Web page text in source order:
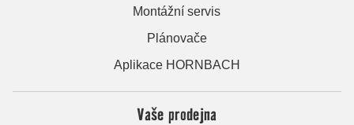
Montážní servis
Plánovače
Aplikace HORNBACH
Vaše prodejna